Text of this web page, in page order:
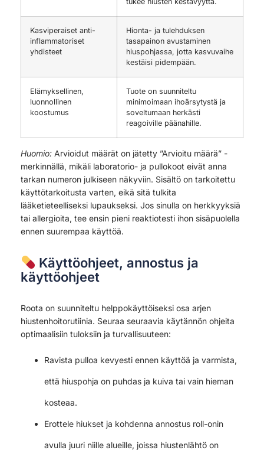
Kasviperaiset anti-
inflammatoriset
yhdisteet
Hionta- ja tulehduksen
tasapainon avustaminen
hiuspohjassa, jotta kasvuvaihe
kestäisi pidempään.
Elämyksellinen,
luonnollinen
koostumus
Tuote on suunniteltu
minimoimaan ihoärsytystä ja
soveltumaan herkästi
reagoiville päänahille.
Huomio: Arvioidut määrät on jätetty ”Arvioitu määrä” -
merkinnällä, mikäli laboratorio- ja pullokoot eivät anna
tarkan numeron julkiseen näkyviin. Sisältö on tarkoitettu
käyttötarkoitusta varten, eikä sitä tulkita
lääketieteelliseksi lupaukseksi. Jos sinulla on herkkyyksiä
tai allergioita, tee ensin pieni reaktiotesti ihon sisäpuolella
ennen suurempaa käyttöä.
Käyttöohjeet, annostus ja
käyttöohjeet
Roota on suunniteltu helppokäyttöiseksi osa arjen
hiustenhoitorutiinia. Seuraa seuraavia käytännön ohjeita
optimaalisiin tuloksiin ja turvallisuuteen:
Ravista pulloa kevyesti ennen käyttöä ja varmista,
että hiuspohja on puhdas ja kuiva tai vain hieman
kosteaa.
Erottele hiukset ja kohdenna annostus roll-onin
avulla juuri niille alueille, joissa hiustenlähtö on